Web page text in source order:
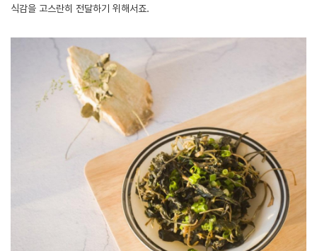
식감을 고스란히 전달하기 위해서죠.